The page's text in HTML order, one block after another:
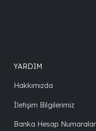
YARDIM
Hakkımızda
İletişim Bilgilerimiz
Banka Hesap